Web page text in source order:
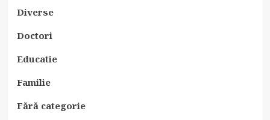
Diverse
Doctori
Educatie
Familie
Fără categorie